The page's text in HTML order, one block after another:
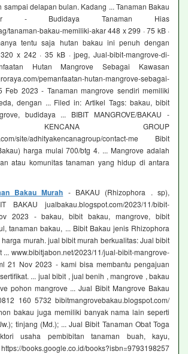
sampai delapan bulan. Kadang ... Tanaman Bakau
- Budidaya Tanaman Hias
tanaman-bakau-memiliki-akar 448 x 299 · 75 kB ·
tentu saja hutan bakau ini penuh dengan
x 242 · 35 kB · jpeg, Jual-bibit-mangrove-di-
Hutan Mangrove Sebagai Kawasan
pemanfaatan-hutan-mangrove-sebagai-
Feb 2023 - Tanaman mangrove sendiri memiliki
dengan ... Filed in: Artikel Tags: bakau, bibit
budidaya ... BIBIT MANGROVE/BAKAU -
KENCANA GROUP
site/adhityakencanagroup/contact-me Bibit
harga mulai 700/btg 4. ... Mangrove adalah
atau komunitas tanaman yang hidup di antara
Bakau Murah - BAKAU (Rhizophora . sp),
BAKAU jualbakau.blogspot.com/2023/11/bibit-
2023 - bakau, bibit bakau, mangrove, bibit
tanaman bakau, ... Bibit Bakau jenis Rhizophora
murah. jual bibit murah berkualitas: Jual bibit
www.bibitjabon.net/2023/11/jual-bibit-mangrove-
21 Nov 2023 - kami bisa membantu pengajuan
... jual bibit , jual benih , mangrove , bakau
pohon mangrove ... Jual Bibit Mangrove Bakau
160 5732 bibitmangrovebakau.blogspot.com/
bakau juga memiliki banyak nama lain seperti
tinjang (Md.); ... Jual Bibit Tanaman Obat Toga
usaha pembibitan tanaman buah, kayu,
books.google.co.id/books?isbn=9793198257